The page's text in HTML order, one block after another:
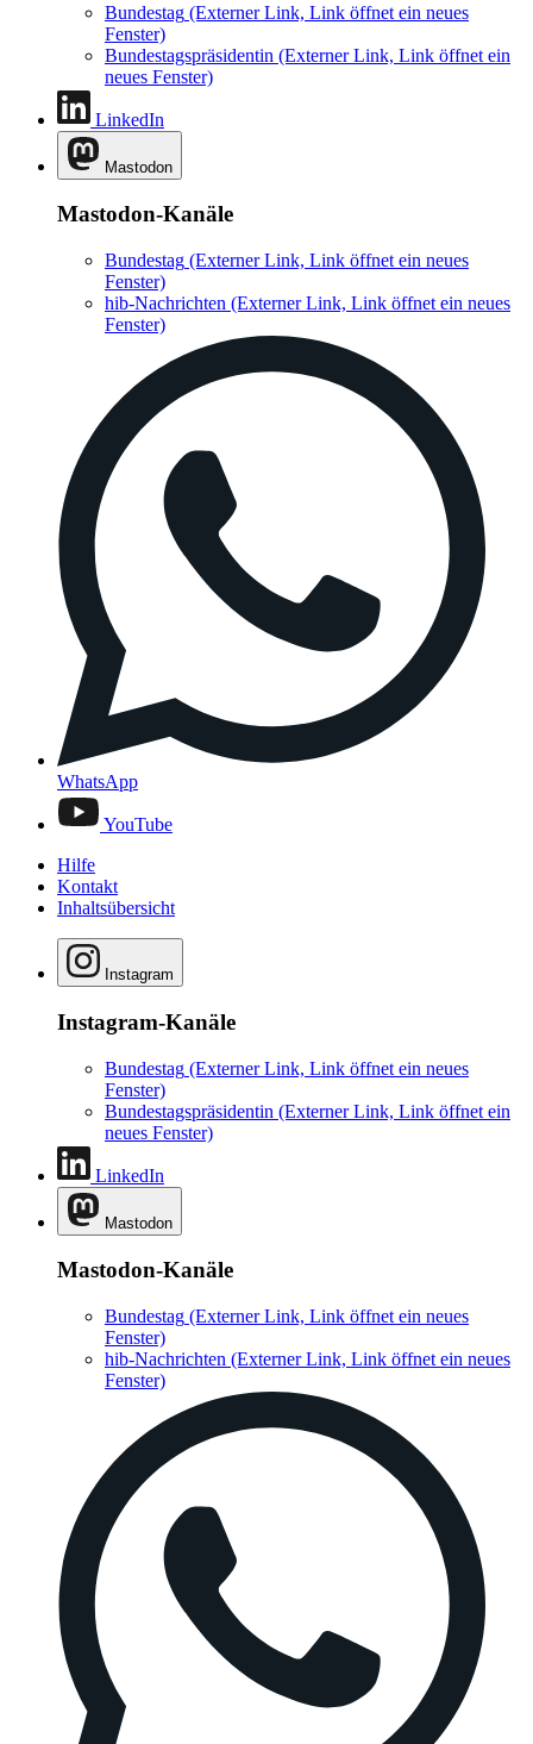
Bundestag (Externer Link, Link öffnet ein neues
Fenster)
Bundestagspräsidentin (Externer Link, Link öffnet ein
neues Fenster)
LinkedIn
Mastodon
Mastodon-Kanäle
Bundestag (Externer Link, Link öffnet ein neues
Fenster)
hib-Nachrichten (Externer Link, Link öffnet ein neues
Fenster)
WhatsApp
YouTube
Hilfe
Kontakt
Inhaltsübersicht
Instagram
Instagram-Kanäle
Bundestag (Externer Link, Link öffnet ein neues
Fenster)
Bundestagspräsidentin (Externer Link, Link öffnet ein
neues Fenster)
LinkedIn
Mastodon
Mastodon-Kanäle
Bundestag (Externer Link, Link öffnet ein neues
Fenster)
hib-Nachrichten (Externer Link, Link öffnet ein neues
Fenster)